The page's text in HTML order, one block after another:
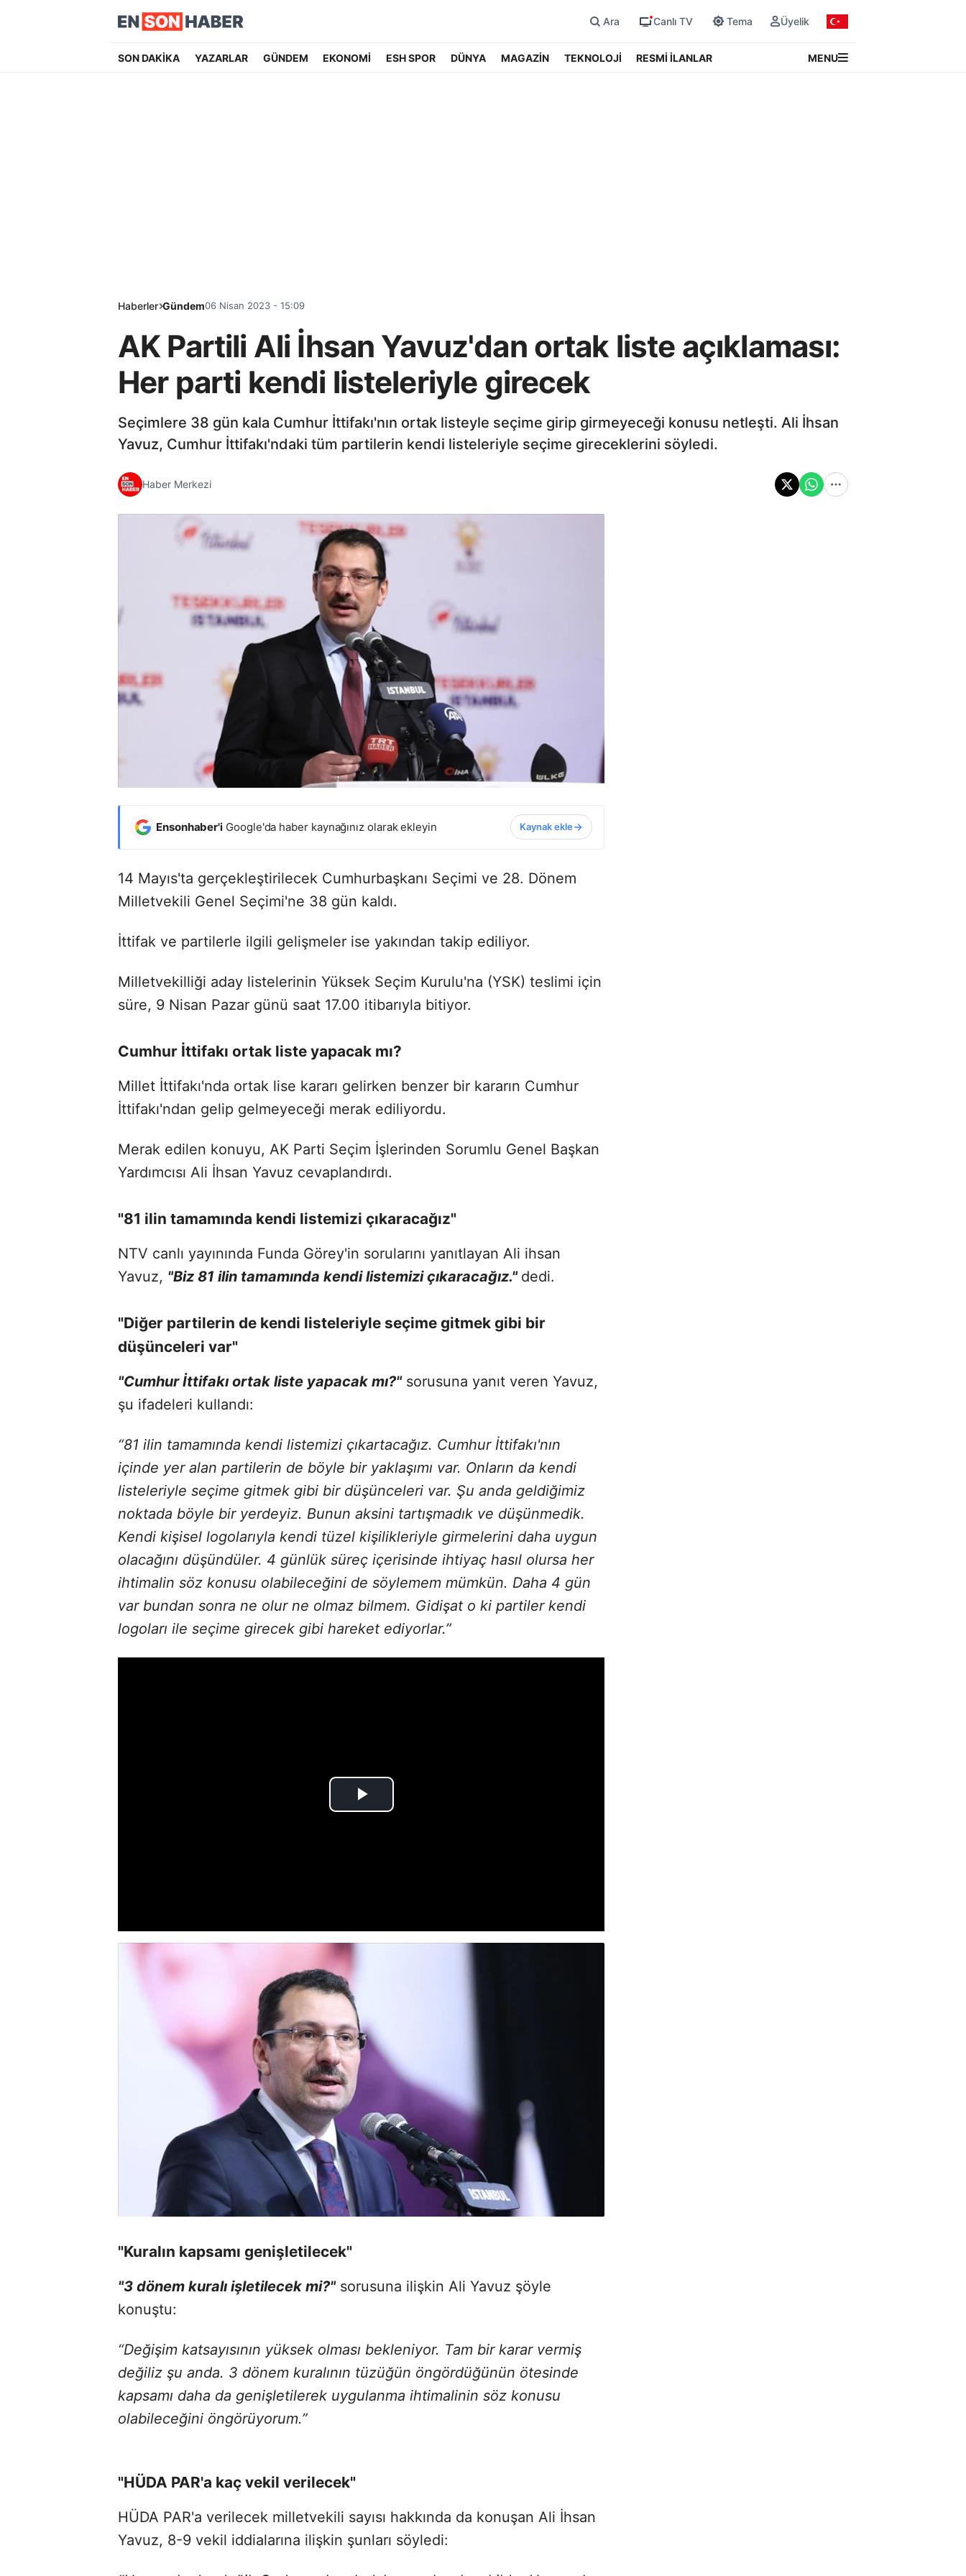
Ara Canlı TV Tema Üyelik
SON DAKİKA YAZARLAR GÜNDEM EKONOMİ ESH SPOR DÜNYA MAGAZİN TEKNOLOJİ RESMİ İLANLAR MENU
Haberler Gündem06 Nisan 2023 - 15:09
AK Partili Ali İhsan Yavuz'dan ortak liste açıklaması:
Her parti kendi listeleriyle girecek
Seçimlere 38 gün kala Cumhur İttifakı'nın ortak listeyle seçime girip girmeyeceği konusu netleşti. Ali İhsan
Yavuz, Cumhur İttifakı'ndaki tüm partilerin kendi listeleriyle seçime gireceklerini söyledi.
Haber Merkezi
Ensonhaber'i Google'da haber kaynağınız olarak ekleyin Kaynak ekle
14 Mayıs'ta gerçekleştirilecek Cumhurbaşkanı Seçimi ve 28. Dönem
Milletvekili Genel Seçimi'ne 38 gün kaldı.
İttifak ve partilerle ilgili gelişmeler ise yakından takip ediliyor.
Milletvekilliği aday listelerinin Yüksek Seçim Kurulu'na (YSK) teslimi için
süre, 9 Nisan Pazar günü saat 17.00 itibarıyla bitiyor.
Cumhur İttifakı ortak liste yapacak mı?
Millet İttifakı'nda ortak lise kararı gelirken benzer bir kararın Cumhur
İttifakı'ndan gelip gelmeyeceği merak ediliyordu.
Merak edilen konuyu, AK Parti Seçim İşlerinden Sorumlu Genel Başkan
Yardımcısı Ali İhsan Yavuz cevaplandırdı.
"81 ilin tamamında kendi listemizi çıkaracağız"
NTV canlı yayınında Funda Görey'in sorularını yanıtlayan Ali ihsan
Yavuz, "Biz 81 ilin tamamında kendi listemizi çıkaracağız." dedi.
"Diğer partilerin de kendi listeleriyle seçime gitmek gibi bir
düşünceleri var"
"Cumhur İttifakı ortak liste yapacak mı?"sorusuna yanıt veren Yavuz,
şu ifadeleri kullandı:
“81 ilin tamamında kendi listemizi çıkartacağız. Cumhur İttifakı'nın
içinde yer alan partilerin de böyle bir yaklaşımı var. Onların da kendi
listeleriyle seçime gitmek gibi bir düşünceleri var. Şu anda geldiğimiz
noktada böyle bir yerdeyiz. Bunun aksini tartışmadık ve düşünmedik.
Kendi kişisel logolarıyla kendi tüzel kişilikleriyle girmelerini daha uygun
olacağını düşündüler. 4 günlük süreç içerisinde ihtiyaç hasıl olursa her
ihtimalin söz konusu olabileceğini de söylemem mümkün. Daha 4 gün
var bundan sonra ne olur ne olmaz bilmem. Gidişat o ki partiler kendi
logoları ile seçime girecek gibi hareket ediyorlar.”
"Kuralın kapsamı genişletilecek"
"3 dönem kuralı işletilecek mi?"sorusuna ilişkin Ali Yavuz şöyle
konuştu:
“Değişim katsayısının yüksek olması bekleniyor. Tam bir karar vermiş
değiliz şu anda. 3 dönem kuralının tüzüğün öngördüğünün ötesinde
kapsamı daha da genişletilerek uygulanma ihtimalinin söz konusu
olabileceğini öngörüyorum.”
"HÜDA PAR'a kaç vekil verilecek"
HÜDA PAR'a verilecek milletvekili sayısı hakkında da konuşan Ali İhsan
Yavuz, 8-9 vekil iddialarına ilişkin şunları söyledi: